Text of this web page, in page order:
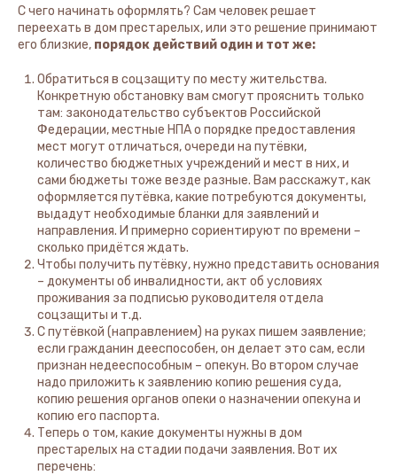
С чего начинать оформлять? Сам человек решает
переехать в дом престарелых, или это решение принимают
его близкие, порядок действий один и тот же:
Обратиться в соцзащиту по месту жительства.
Конкретную обстановку вам смогут прояснить только
там: законодательство субъектов Российской
Федерации, местные НПА о порядке предоставления
мест могут отличаться, очереди на путёвки,
количество бюджетных учреждений и мест в них, и
сами бюджеты тоже везде разные. Вам расскажут, как
оформляется путёвка, какие потребуются документы,
выдадут необходимые бланки для заявлений и
направления. И примерно сориентируют по времени –
сколько придётся ждать.
Чтобы получить путёвку, нужно представить основания
– документы об инвалидности, акт об условиях
проживания за подписью руководителя отдела
соцзащиты и т.д.
С путёвкой (направлением) на руках пишем заявление;
если гражданин дееспособен, он делает это сам, если
признан недееспособным – опекун. Во втором случае
надо приложить к заявлению копию решения суда,
копию решения органов опеки о назначении опекуна и
копию его паспорта.
Теперь о том, какие документы нужны в дом
престарелых на стадии подачи заявления. Вот их
перечень: